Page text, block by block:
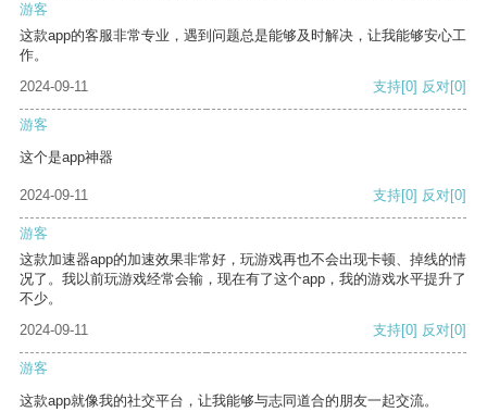
游客
这款app的客服非常专业，遇到问题总是能够及时解决，让我能够安心工
作。
2024-09-11
支持[0] 反对[0]
游客
这个是app神器
2024-09-11 支持[0] 反对[0]
游客
这款加速器app的加速效果非常好，玩游戏再也不会出现卡顿、掉线的情
况了。我以前玩游戏经常会输，现在有了这个app，我的游戏水平提升了
不少。
2024-09-11
支持[0] 反对[0]
游客
这款app就像我的社交平台，让我能够与志同道合的朋友一起交流。